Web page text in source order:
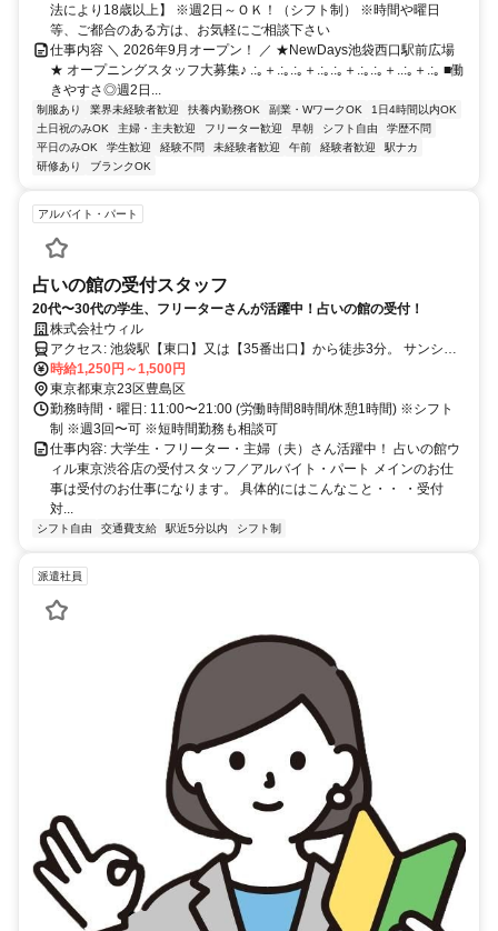
法により18歳以上】 ※週2日～ＯＫ！（シフト制） ※時間や曜日
等、ご都合のある方は、お気軽にご相談下さい
仕事内容 ＼ 2026年9月オープン！ ／ ★NewDays池袋西口駅前広場
★ オープニングスタッフ大募集♪ .:｡＋.:｡.:｡＋.:｡.:｡＋.:｡.:｡＋..:｡＋.:｡ ■働
きやすさ◎週2日...
制服あり 業界未経験者歓迎 扶養内勤務OK 副業・WワークOK
1日4時間以内OK
土日祝のみOK
主婦・主夫歓迎 フリーター歓迎 早朝 シフト自由
学歴不問
平日のみOK
学生歓迎 経験不問 未経験者歓迎 午前 経験者歓迎
駅ナカ
研修あり
ブランクOK
アルバイト・パート
占いの館の受付スタッフ
20代〜30代の学生、フリーターさんが活躍中！占いの館の受付！
株式会社ウィル
アクセス: 池袋駅【東口】又は【35番出口】から徒歩3分。 サンシャ
イン60通り沿いのユニクロ前です！
時給1,250円～1,500円
東京都東京23区豊島区
勤務時間・曜日: 11:00〜21:00 (労働時間8時間/休憩1時間) ※シフト
制 ※週3回〜可 ※短時間勤務も相談可
仕事内容: 大学生・フリーター・主婦（夫）さん活躍中！ 占いの館ウ
ィル東京渋谷店の受付スタッフ／アルバイト・パート メインのお仕
事は受付のお仕事になります。 具体的にはこんなこと・・ ・受付
対...
シフト自由 交通費支給 駅近5分以内 シフト制
派遣社員